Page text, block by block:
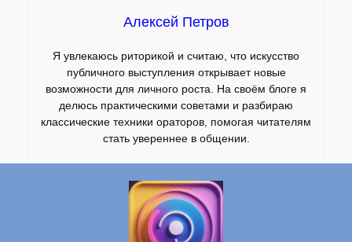
Алексей Петров
Я увлекаюсь риторикой и считаю, что искусство
публичного выступления открывает новые
возможности для личного роста. На своём блоге я
делюсь практическими советами и разбираю
классические техники ораторов, помогая читателям
стать увереннее в общении.